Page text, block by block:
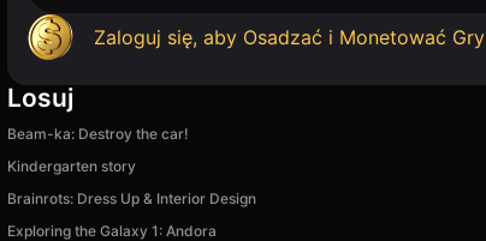
Zaloguj się, aby Osadzać i Monetować Gry
Losuj
Beam-ka: Destroy the car!
Kindergarten story
Brainrots: Dress Up & Interior Design
Exploring the Galaxy 1: Andora